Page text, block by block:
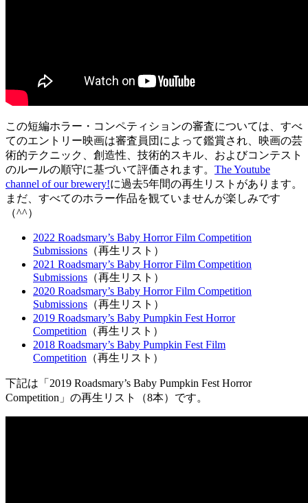
この短編ホラー・コンペティションの審査については、すべ
てのエントリー映画は審査員団によって鑑賞され、映画の芸
術的テクニック、創造性、技術的スキル、およびコンテスト
のルールの順守に基づいて評価されます。 The Youtube
channel of our brewery!に過去5年間の再生リストがあります。
まだ、すべてのホラー作品を観ていませんが楽しみです
（^^）
2022 Roadsmary’s Baby Horror Film Competition
Submissions （再生リスト）
2021 Roadsmary’s Baby Horror Film Competition
Submissions （再生リスト）
2020 Roadsmary’s Baby Horror Film Competition
Submissions （再生リスト）
2019 Roadsmary’s Baby Pumpkin Fest Horror
Competition （再生リスト）
2018 Roadsmary’s Baby Pumpkin Fest Film
Competition （再生リスト）
下記は「2019 Roadsmary’s Baby Pumpkin Fest Horror
Competition」の再生リスト（8本）です。